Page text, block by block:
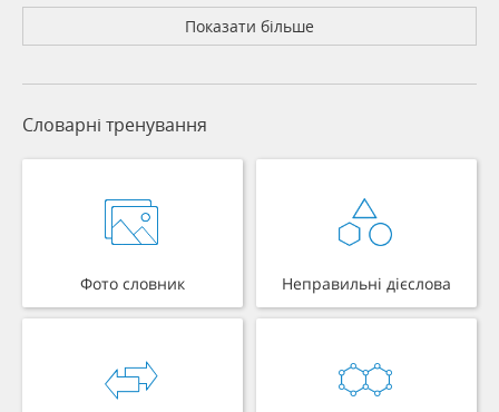
Показати більше
Словарні тренування
Фото словник Неправильні дієслова